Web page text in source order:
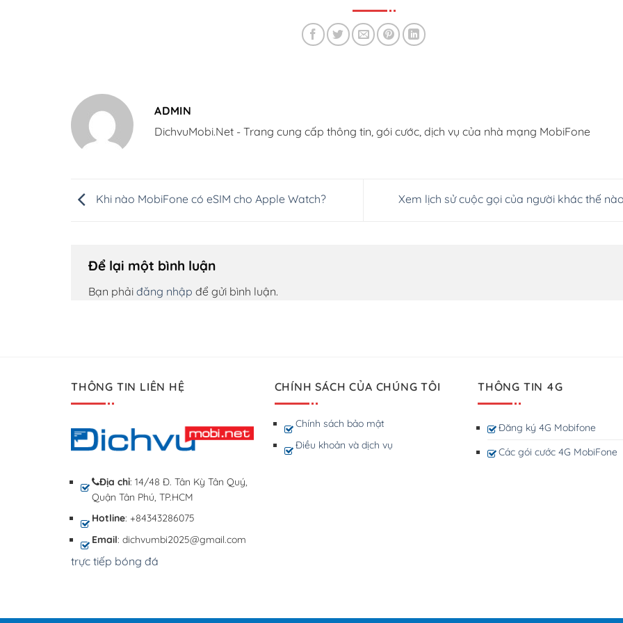
ADMIN
DichvuMobi.Net - Trang cung cấp thông tin, gói cước, dịch vụ của nhà mạng MobiFone
Khi nào MobiFone có eSIM cho Apple Watch? Xem lịch sử cuộc gọi của người khác thế
Để lại một bình luận
Bạn phải đăng nhập để gửi bình luận.
THÔNG TIN LIÊN HỆ
Địa chỉ: 14/48 Đ. Tân Kỳ Tân Quý,
Quận Tân Phú, TP.HCM
Hotline: +84343286075
Email: dichvumbi2025@gmail.com
trực tiếp bóng đá
CHÍNH SÁCH CỦA CHÚNG TÔI
Chính sách bảo mật
Điều khoản và dịch vụ
THÔNG TIN 4G
Đăng ký 4G Mobifone
Các gói cước 4G MobiFone